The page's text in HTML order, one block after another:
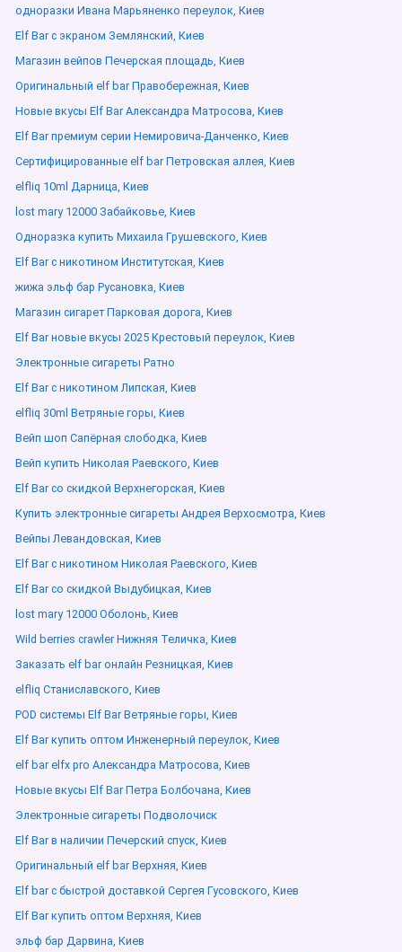
одноразки Ивана Марьяненко переулок, Киев
Elf Bar с экраном Землянский, Киев
Магазин вейпов Печерская площадь, Киев
Оригинальный elf bar Правобережная, Киев
Новые вкусы Elf Bar Александра Матросова, Киев
Elf Bar премиум серии Немировича-Данченко, Киев
Сертифицированные elf bar Петровская аллея, Киев
elfliq 10ml Дарница, Киев
lost mary 12000 Забайковье, Киев
Одноразка купить Михаила Грушевского, Киев
Elf Bar с никотином Институтская, Киев
жижа эльф бар Русановка, Киев
Магазин сигарет Парковая дорога, Киев
Elf Bar новые вкусы 2025 Крестовый переулок, Киев
Электронные сигареты Ратно
Elf Bar с никотином Липская, Киев
elfliq 30ml Ветряные горы, Киев
Вейп шоп Сапёрная слободка, Киев
Вейп купить Николая Раевского, Киев
Elf Bar со скидкой Верхнегорская, Киев
Купить электронные сигареты Андрея Верхосмотра, Киев
Вейпы Левандовская, Киев
Elf Bar с никотином Николая Раевского, Киев
Elf Bar со скидкой Выдубицкая, Киев
lost mary 12000 Оболонь, Киев
Wild berries crawler Нижняя Теличка, Киев
Заказать elf bar онлайн Резницкая, Киев
elfliq Станиславского, Киев
POD системы Elf Bar Ветряные горы, Киев
Elf Bar купить оптом Инженерный переулок, Киев
elf bar elfx pro Александра Матросова, Киев
Новые вкусы Elf Bar Петра Болбочана, Киев
Электронные сигареты Подволочиск
Elf Bar в наличии Печерский спуск, Киев
Оригинальный elf bar Верхняя, Киев
Elf bar с быстрой доставкой Сергея Гусовского, Киев
Elf Bar купить оптом Верхняя, Киев
эльф бар Дарвина, Киев